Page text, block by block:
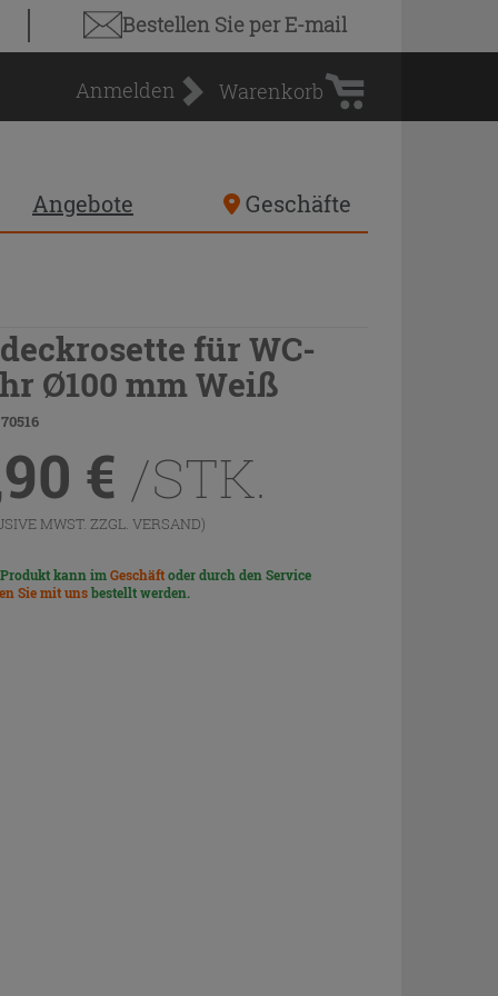
Bestellen Sieper E-mail
Anmelden
Warenkorb
Warenkorb
Angebote Geschäfte
für WC-
Ø100 mm Weiß
€ /STK.
MWST. ZZGL. VERSAND)
Produkt kann imGeschäftoder durch den Service
Sie mit unsbestellt werden.